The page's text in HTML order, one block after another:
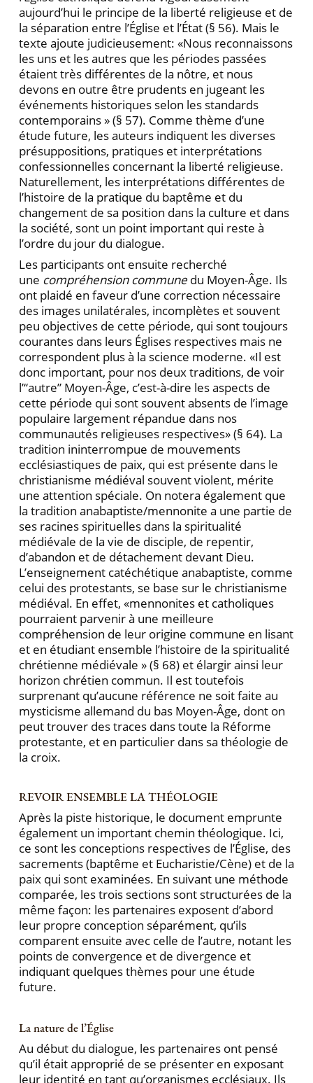
aujourd’hui le principe de la liberté religieuse et de
la séparation entre l’Église et l’État (§ 56). Mais le
texte ajoute judicieusement: «Nous reconnaissons
les uns et les autres que les périodes passées
étaient très différentes de la nôtre, et nous
devons en outre être prudents en jugeant les
événements historiques selon les standards
contemporains » (§ 57). Comme thème d’une
étude future, les auteurs indiquent les diverses
présuppositions, pratiques et interprétations
confessionnelles concernant la liberté religieuse.
Naturellement, les interprétations différentes de
l’histoire de la pratique du baptême et du
changement de sa position dans la culture et dans
la société, sont un point important qui reste à
l’ordre du jour du dialogue.
Les participants ont ensuite recherché
une compréhension communedu Moyen-Âge. Ils
ont plaidé en faveur d’une correction nécessaire
des images unilatérales, incomplètes et souvent
peu objectives de cette période, qui sont toujours
courantes dans leurs Églises respectives mais ne
correspondent plus à la science moderne. «Il est
donc important, pour nos deux traditions, de voir
l’“autre” Moyen-Âge, c’est-à-dire les aspects de
cette période qui sont souvent absents de l’image
populaire largement répandue dans nos
communautés religieuses respectives» (§ 64). La
tradition ininterrompue de mouvements
ecclésiastiques de paix, qui est présente dans le
christianisme médiéval souvent violent, mérite
une attention spéciale. On notera également que
la tradition anabaptiste/mennonite a une partie de
ses racines spirituelles dans la spiritualité
médiévale de la vie de disciple, de repentir,
d’abandon et de détachement devant Dieu.
L’enseignement catéchétique anabaptiste, comme
celui des protestants, se base sur le christianisme
médiéval. En effet, «mennonites et catholiques
pourraient parvenir à une meilleure
compréhension de leur origine commune en lisant
et en étudiant ensemble l’histoire de la spiritualité
chrétienne médiévale » (§ 68) et élargir ainsi leur
horizon chrétien commun. Il est toutefois
surprenant qu’aucune référence ne soit faite au
mysticisme allemand du bas Moyen-Âge, dont on
peut trouver des traces dans toute la Réforme
protestante, et en particulier dans sa théologie de
la croix.
REVOIR ENSEMBLE LA THÉOLOGIE
Après la piste historique, le document emprunte
également un important chemin théologique. Ici,
ce sont les conceptions respectives de l’Église, des
sacrements (baptême et Eucharistie/Cène) et de la
paix qui sont examinées. En suivant une méthode
comparée, les trois sections sont structurées de la
même façon: les partenaires exposent d’abord
leur propre conception séparément, qu’ils
comparent ensuite avec celle de l’autre, notant les
points de convergence et de divergence et
indiquant quelques thèmes pour une étude
future.
La nature de l’Église
Au début du dialogue, les partenaires ont pensé
qu’il était approprié de se présenter en exposant
leur identité en tant qu’organismes ecclésiaux. Ils